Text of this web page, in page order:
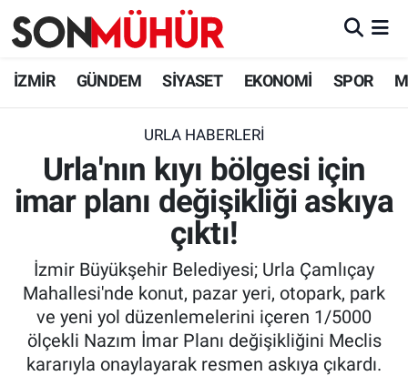
İZMİR GÜNDEM SİYASET EKONOMİ SPOR
URLA HABERLERI
Urla'nın kıyı bölgesi için
imar planı değişikliği askıya
çıktı!
İzmir Büyükşehir Belediyesi; Urla Çamlıçay
Mahallesi'nde konut, pazar yeri, otopark, park
ve yeni yol düzenlemelerini içeren 1/5000
ölçekli Nazım İmar Planı değişikliğini Meclis
kararıyla onaylayarak resmen askıya çıkardı.
İzmir Nöbetçi Eczaneler
İzmir Namaz Vakitleri
İzmir Trafik Yoğunluk Haritası
Süper Lig Puan Durumu ve Fikstür
Tüm Manşetler
Son Dakika Haberleri